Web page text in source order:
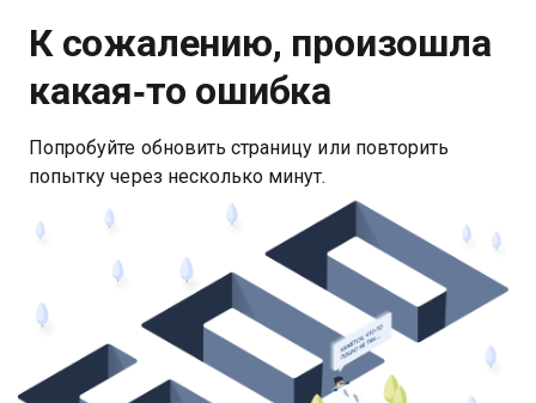
К сожалению, произошла
какая‑то ошибка
Попробуйте обновить страницу или повторить
попытку через несколько минут.